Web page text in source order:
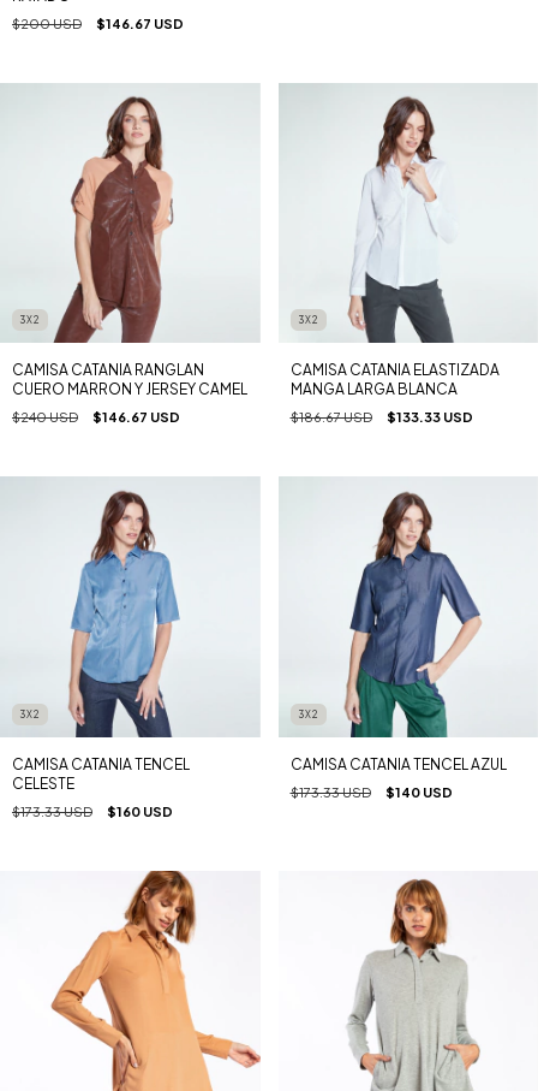
$200 USD $146.67 USD
3X2
CAMISA CATANIA RANGLAN
CUERO MARRON Y JERSEY CAMEL
$240 USD $146.67 USD
3X2
CAMISA CATANIA ELASTIZADA
MANGA LARGA BLANCA
$186.67 USD $133.33 USD
3X2
CAMISA CATANIA TENCEL
CELESTE
$173.33 USD $160 USD
3X2
CAMISA CATANIA TENCEL AZUL
$173.33 USD $140 USD